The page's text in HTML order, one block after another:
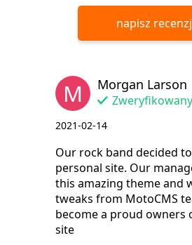
napisz
M Morgan Larson
2021-02-14
Our rock band decided
personal site. Our
this amazing theme and
tweaks from MotoCMS
become a proud owners
site